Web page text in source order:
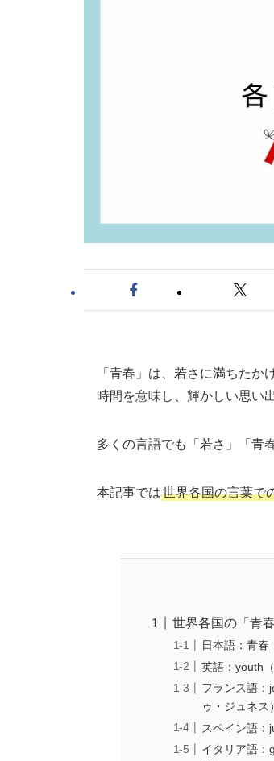
「青春」は、若さに満ちた
時間を意味し、輝かしい思い
多くの言語でも「若さ」「青
本記事では世界各国の言葉で
世界各国の「青
日本語：青春
英語：youth
フランス語：
ゥ・ジュネス）
スペイン語：
イタリア語：